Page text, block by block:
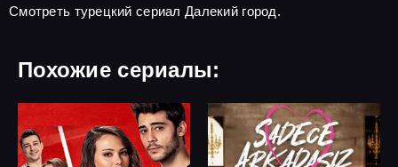
Смотреть турецкий сериал Далекий город.
Похожие сериалы: